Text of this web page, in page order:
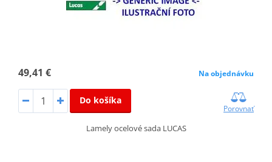
49,41 € Na objednávku
Do košíka
Porovnať
Lamely ocelové sada LUCAS